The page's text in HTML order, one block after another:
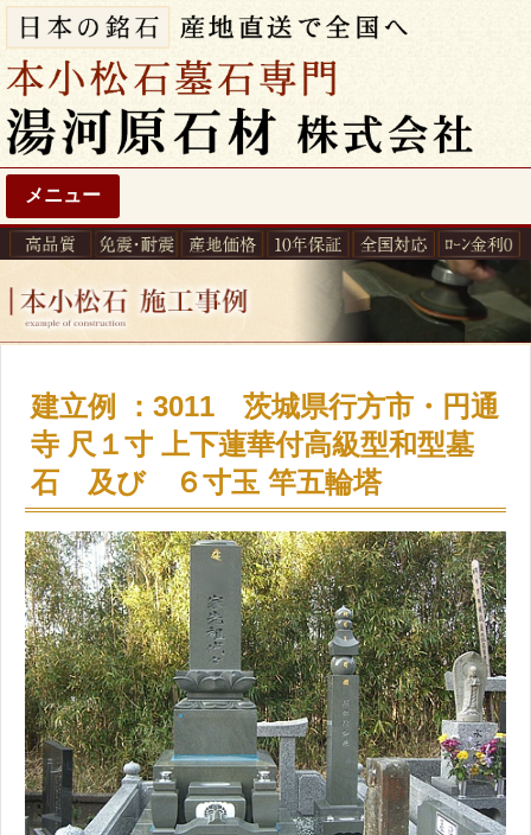
メニュー
建立例 ：3011 茨城県行方市・円通
寺 尺１寸 上下蓮華付高級型和型墓
石 及び ６寸玉 竿五輪塔